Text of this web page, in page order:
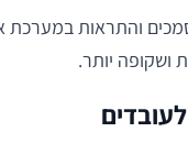
והתראות
ושקופה יותר.